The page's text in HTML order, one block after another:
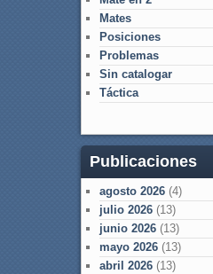
Mates
Posiciones
Problemas
Sin catalogar
Táctica
Publicaciones
agosto 2026(4)
julio 2026(13)
junio 2026(13)
mayo 2026(13)
abril 2026(13)